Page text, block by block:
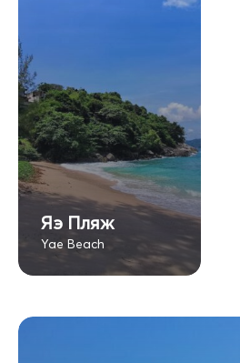
Яэ Пляж
Yae Beach